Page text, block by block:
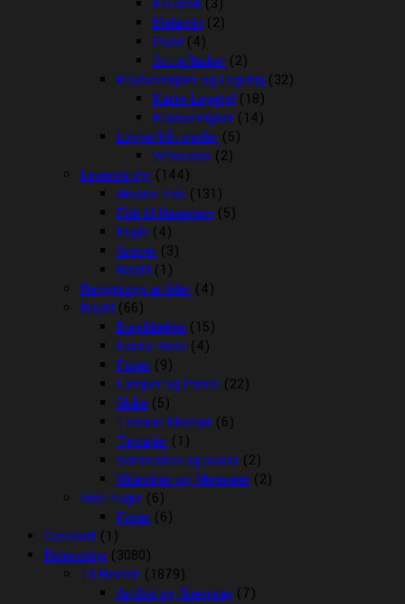
Keramik (3)
Melamin (2)
Plast (4)
Sutteflasker (2)
Kradsemiljøer og Legetøj (32)
Katte Legetøj (18)
Kradsemiljøer (14)
Loppe/flåt midler (5)
Vetocanis (2)
Levende dyr (144)
Akvarie Fisk (131)
Fisk til Havedam (5)
Fugle (4)
Gnaver (3)
Reptil (1)
Rengørings artikler (4)
Reptil (66)
Bunddække (15)
Fauna Boxe (4)
Foder (9)
Lamper og Pærer (22)
Skåle (5)
Terrarie tilbehør (6)
Terrarier (1)
Varmesten og plader (2)
Vitaminer og Mineraler (2)
Vildt Fugle (6)
Foder (6)
Gavekort (1)
Rideudstyr (3080)
Til Hesten (1879)
Antibid og fluespray (7)